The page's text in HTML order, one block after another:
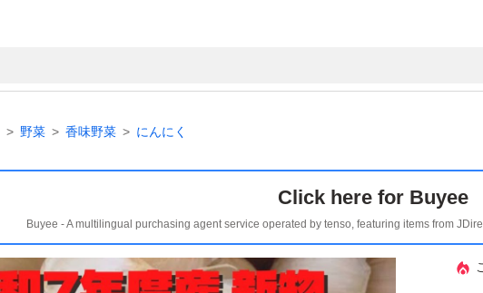
野菜 香味野菜 にんにく
Click here for Buyee
Buyee - A multilingual purchasing agent service operated by tenso, featuring items from